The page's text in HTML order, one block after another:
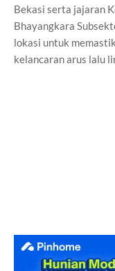
Bekasi serta jajaran
Bhayangkara
lokasi untuk
kelancaran arus lalu